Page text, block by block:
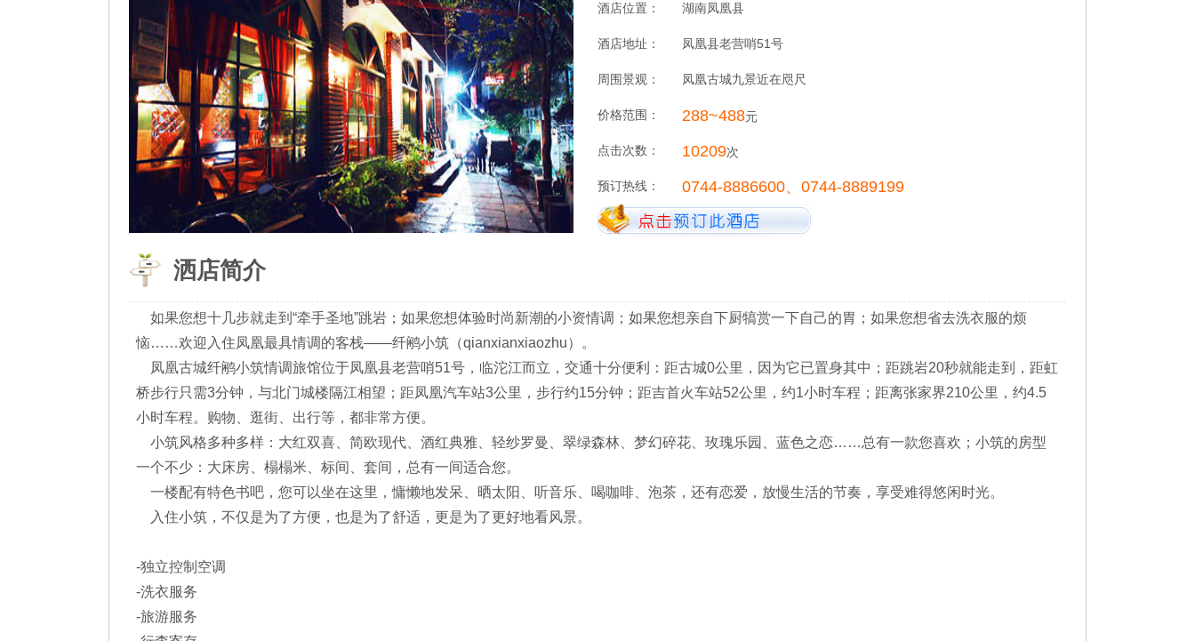
酒店位置： 湖南凤凰县
酒店地址： 凤凰县老营哨51号
周围景观： 凤凰古城九景近在咫尺
价格范围： 288~488元
点击次数： 10209次
预订热线： 0744-8886600、0744-8889199
洒店简介
如果您想十几步就走到“牵手圣地”跳岩；如果您想体验时尚新潮的小资情调；如果您想亲自下厨犒赏一下自己的胃；如果您想省去洗衣服的烦
恼……欢迎入住凤凰最具情调的客栈——纤鹇小筑（qianxianxiaozhu）。
凤凰古城纤鹇小筑情调旅馆位于凤凰县老营哨51号，临沱江而立，交通十分便利：距古城0公里，因为它已置身其中；距跳岩20秒就能走到，距虹
桥步行只需3分钟，与北门城楼隔江相望；距凤凰汽车站3公里，步行约15分钟；距吉首火车站52公里，约1小时车程；距离张家界210公里，约4.5
小时车程。购物、逛街、出行等，都非常方便。
小筑风格多种多样：大红双喜、简欧现代、酒红典雅、轻纱罗曼、翠绿森林、梦幻碎花、玫瑰乐园、蓝色之恋……总有一款您喜欢；小筑的房型
一个不少：大床房、榻榻米、标间、套间，总有一间适合您。
一楼配有特色书吧，您可以坐在这里，慵懒地发呆、晒太阳、听音乐、喝咖啡、泡茶，还有恋爱，放慢生活的节奏，享受难得悠闲时光。
入住小筑，不仅是为了方便，也是为了舒适，更是为了更好地看风景。
-独立控制空调
-洗衣服务
-旅游服务